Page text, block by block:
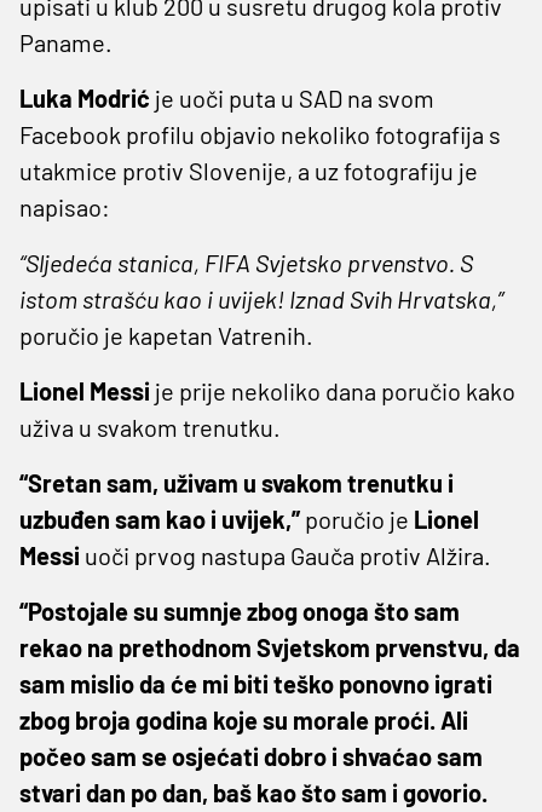
upisati u klub 200 u susretu drugog kola protiv
Paname.
Luka Modrić je uoči puta u SAD na svom
Facebook profilu objavio nekoliko fotografija s
utakmice protiv Slovenije, a uz fotografiju je
napisao:
“Sljedeća stanica, FIFA Svjetsko prvenstvo. S
istom strašću kao i uvijek! Iznad Svih Hrvatska,”
poručio je kapetan Vatrenih.
Lionel Messi je prije nekoliko dana poručio kako
uživa u svakom trenutku.
“Sretan sam, uživam u svakom trenutku i
uzbuđen sam kao i uvijek,” poručio je Lionel
Messi uoči prvog nastupa Gauča protiv Alžira.
“Postojale su sumnje zbog onoga što sam
rekao na prethodnom Svjetskom prvenstvu, da
sam mislio da će mi biti teško ponovno igrati
zbog broja godina koje su morale proći. Ali
počeo sam se osjećati dobro i shvaćao sam
stvari dan po dan, baš kao što sam i govorio.